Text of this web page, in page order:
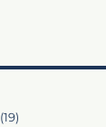
(19)